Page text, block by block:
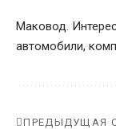
Маковод.
автомобили,
ПРЕДЫДУЩАЯ